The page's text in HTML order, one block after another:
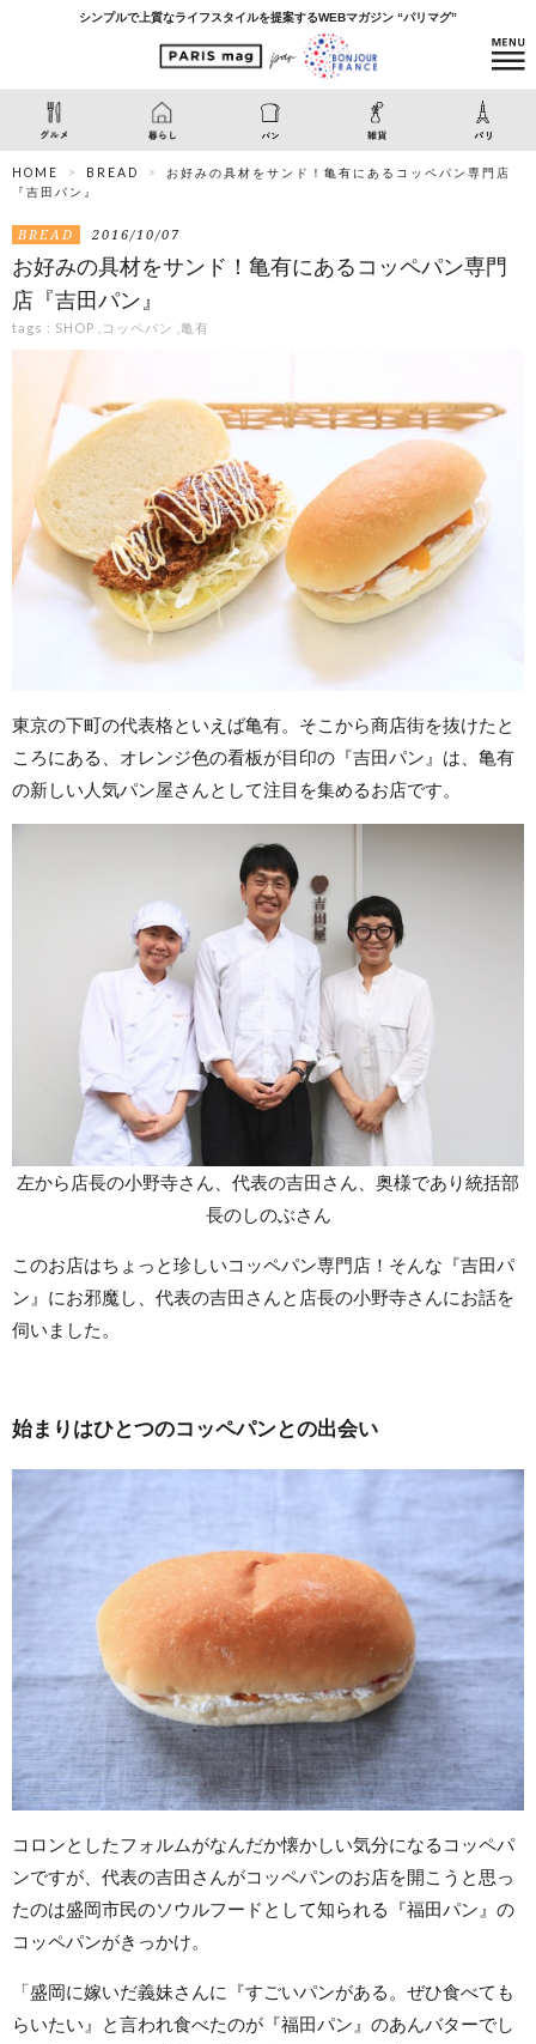
シンプルで上質なライフスタイルを提案するWEBマガジン “パリマグ”
HOME BREAD
お好みの具材をサンド！亀有にあるコッペパン専門店
『吉田パン』
BREAD 2016/10/07
お好みの具材をサンド！亀有にあるコッペパン専門
店『吉田パン』
tags : SHOP コッペパン 亀有
東京の下町の代表格といえば亀有。そこから商店街を抜けたと
ころにある、オレンジ色の看板が目印の『吉田パン』は、亀有
の新しい人気パン屋さんとして注目を集めるお店です。
左から店長の小野寺さん、代表の吉田さん、奥様であり統括部
長のしのぶさん
このお店はちょっと珍しいコッペパン専門店！そんな『吉田パ
ン』にお邪魔し、代表の吉田さんと店長の小野寺さんにお話を
伺いました。
始まりはひとつのコッペパンとの出会い
コロンとしたフォルムがなんだか懐かしい気分になるコッペパ
ンですが、代表の吉田さんがコッペパンのお店を開こうと思っ
たのは盛岡市民のソウルフードとして知られる『福田パン』の
コッペパンがきっかけ。
「盛岡に嫁いだ義妹さんに『すごいパンがある。ぜひ食べても
らいたい』と言われ食べたのが『福田パン』のあんバターでし